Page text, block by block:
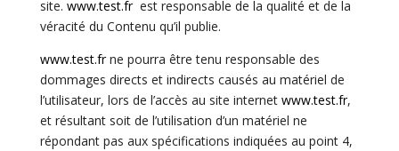
site. www.test.frest responsable de la qualité et de la
véracité du Contenu qu’il publie.
www.test.frne pourra être tenu responsable des
dommages directs et indirects causés au matériel de
l’utilisateur, lors de l’accès au site internet www.test.fr,
et résultant soit de l’utilisation d’un matériel ne
répondant pas aux spécifications indiquées au point 4,